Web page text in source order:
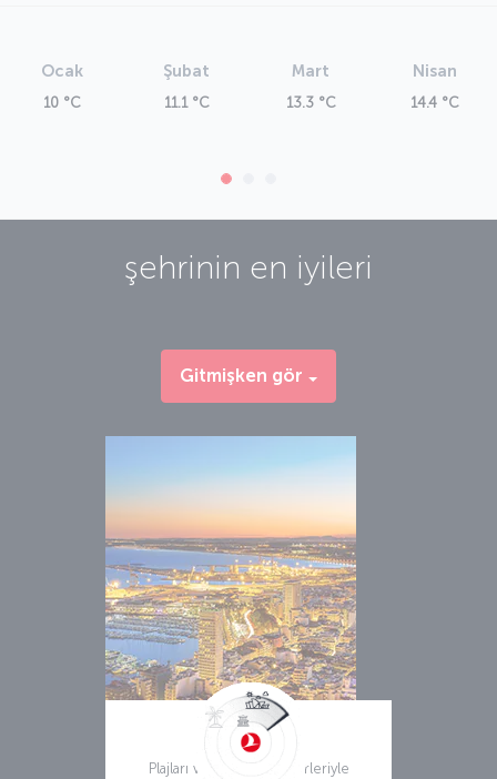
Ocak
10 °C
Şubat
11.1 °C
Mart
13.3 °C
Nisan
14.4 °C
şehrinin en iyileri
Gitmişken gör
Alicante
Plajları ve kültürel değerleriyle